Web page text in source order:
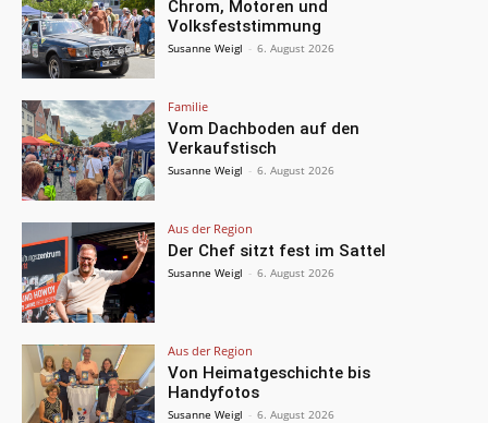
Chrom, Motoren und
Volksfeststimmung
Susanne Weigl - 6. August 2026
Familie
Vom Dachboden auf den
Verkaufstisch
Susanne Weigl - 6. August 2026
Aus der Region
Der Chef sitzt fest im Sattel
Susanne Weigl - 6. August 2026
Aus der Region
Von Heimatgeschichte bis
Handyfotos
Susanne Weigl - 6. August 2026